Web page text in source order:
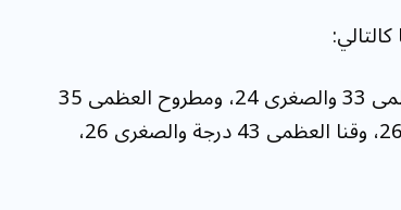
العظمى 41 درجة والصغرى 28، والإسكندرية العظمى 33 والصغرى 24، ومطروح العظمى 35
درجة والصغرى 23، وسوهاج العظمى 43 درجة والصغرى 26، وقنا العظمى 43 درجة والصغرى 26،